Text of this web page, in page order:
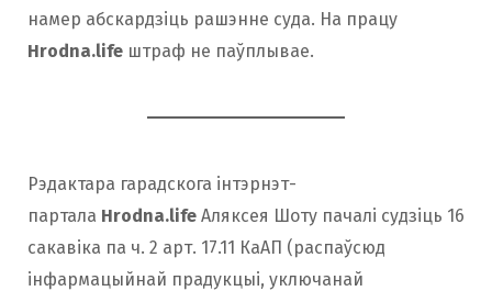
намер абскардзіць рашэнне суда. На працу
Hrodna.life штраф не паўплывае.
Рэдактара гарадскога інтэрнэт-
партала Hrodna.life Аляксея Шоту пачалі судзіць 16
сакавіка па ч. 2 арт. 17.11 КаАП (распаўсюд
інфармацыйнай прадукцыі, уключанай